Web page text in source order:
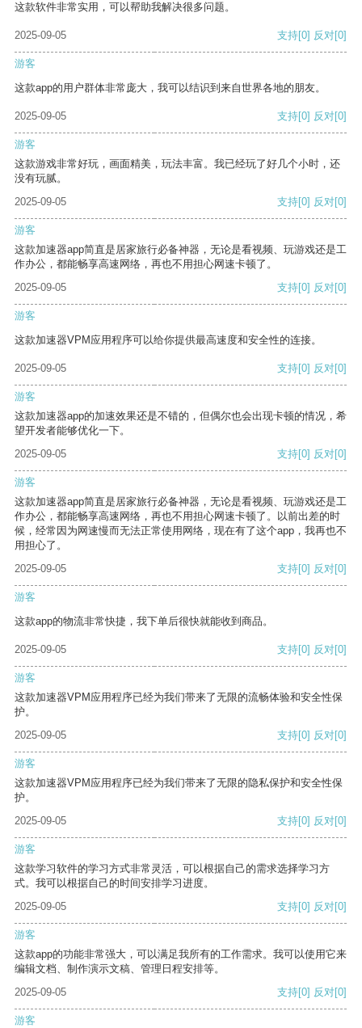
这款软件非常实用，可以帮助我解决很多问题。
2025-09-05 支持[0] 反对[0]
游客
这款app的用户群体非常庞大，我可以结识到来自世界各地的朋友。
2025-09-05 支持[0] 反对[0]
游客
这款游戏非常好玩，画面精美，玩法丰富。我已经玩了好几个小时，还
没有玩腻。
2025-09-05
支持[0] 反对[0]
游客
这款加速器app简直是居家旅行必备神器，无论是看视频、玩游戏还是工
作办公，都能畅享高速网络，再也不用担心网速卡顿了。
2025-09-05
支持[0] 反对[0]
游客
这款加速器VPM应用程序可以给你提供最高速度和安全性的连接。
2025-09-05 支持[0] 反对[0]
游客
这款加速器app的加速效果还是不错的，但偶尔也会出现卡顿的情况，希
望开发者能够优化一下。
2025-09-05
支持[0] 反对[0]
游客
这款加速器app简直是居家旅行必备神器，无论是看视频、玩游戏还是工
作办公，都能畅享高速网络，再也不用担心网速卡顿了。以前出差的时
候，经常因为网速慢而无法正常使用网络，现在有了这个app，我再也不
用担心了。
2025-09-05
支持[0] 反对[0]
游客
这款app的物流非常快捷，我下单后很快就能收到商品。
2025-09-05 支持[0] 反对[0]
游客
这款加速器VPM应用程序已经为我们带来了无限的流畅体验和安全性保
护。
2025-09-05
支持[0] 反对[0]
游客
这款加速器VPM应用程序已经为我们带来了无限的隐私保护和安全性保
护。
2025-09-05
支持[0] 反对[0]
游客
这款学习软件的学习方式非常灵活，可以根据自己的需求选择学习方
式。我可以根据自己的时间安排学习进度。
2025-09-05
支持[0] 反对[0]
游客
这款app的功能非常强大，可以满足我所有的工作需求。我可以使用它来
编辑文档、制作演示文稿、管理日程安排等。
2025-09-05
支持[0] 反对[0]
游客